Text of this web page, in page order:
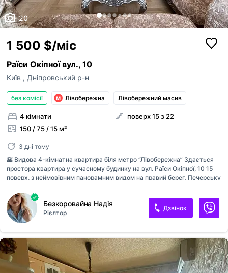
20
1 500 $/міс
Раїси Окіпної вул., 10
Київ , Дніпровський р-н
без комісії Лівобережна Лівобережний масив
4 кімнати
150 / 75 / 15 м²
поверх 15 з 22
3 дні тому
🌇 Видова 4-кімнатна квартира біля метро “Лівобережна” Здається
простора квартира у сучасному будинку на вул. Раїси Окіпної, 10 15
поверх, з неймовірним панорамним видом на правий берег, Печерську
кімната Планування та оснащення: • Велика кухня з балконом, усім
необхідним посудом і технікою: посудомийна машина, духовка,
мікрохвильова піч, кавова машина, холодильник. • Простора вітальня
із домашнім кінотеатром, телевізором, електрокаміном та зоною
відпочинку. • Перша спальня — з великим ліжком і шафою. • Друга
кімната — ідеально під дитячу або кабінет, є вихід на балкон. • Третя
кімната — з розкладним диваном і шафою. •...
Безкоровайна Надія
Рієлтор
Дзвінок